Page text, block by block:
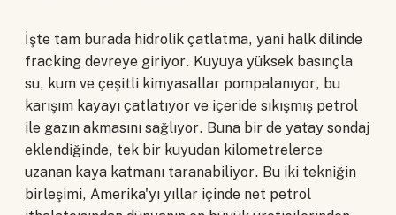
İşte tam burada hidrolik çatlatma, yani halk dilinde
fracking devreye giriyor. Kuyuya yüksek basınçla
su, kum ve çeşitli kimyasallar pompalanıyor, bu
karışım kayayı çatlatıyor ve içeride sıkışmış petrol
ile gazın akmasını sağlıyor. Buna bir de yatay sondaj
eklendiğinde, tek bir kuyudan kilometrelerce
uzanan kaya katmanı taranabiliyor. Bu iki tekniğin
birleşimi, Amerika'yı yıllar içinde net petrol